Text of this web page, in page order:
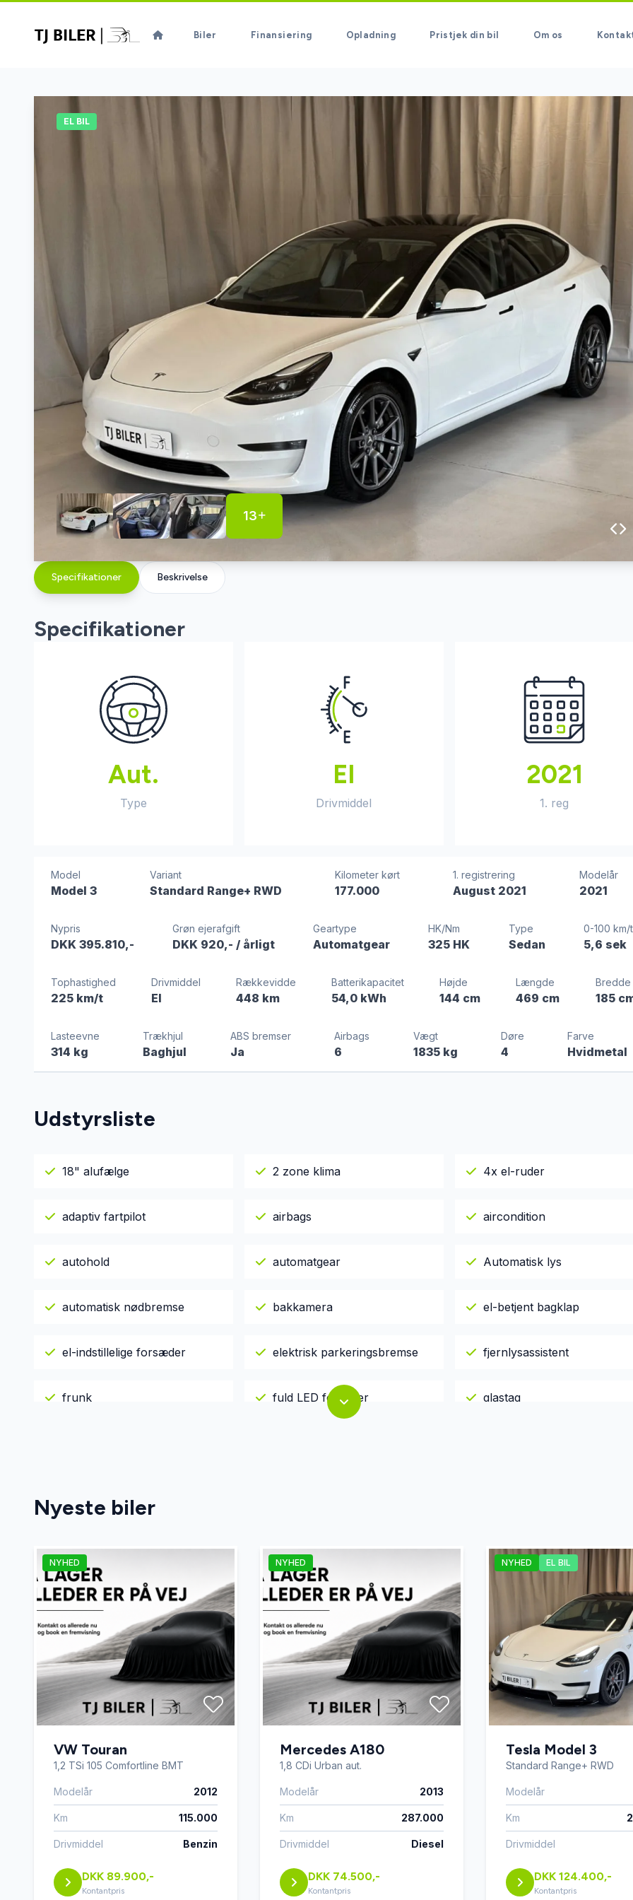
Biler Finansiering Opladning Pristjek din bil Om os
EL BIL
13
Specifikationer Beskrivelse
Specifikationer
Aut.
Type
El
Drivmiddel
2021
1. reg
Model
Model 3
Variant
Standard Range+ RWD
Kilometer kørt
177.000
1. registrering
August 2021
Modelår
2021
Nypris
DKK 395.810,-
Grøn ejerafgift
DKK 920,-/ årligt
Geartype
Automatgear
HK/Nm
325 HK
Type
Sedan
0-100 km/t
5,6 sek
Tophastighed
225 km/t
Drivmiddel
El
Rækkevidde
448 km
Batterikapacitet
54,0 kWh
Højde
144 cm
Længde
469 cm
Bredde
185
Lasteevne
314 kg
Trækhjul
Baghjul
ABS bremser
Ja
Airbags
6
Vægt
1835 kg
Døre
4
Farve
Hvidmetal
Udstyrsliste
18" alufælge 2 zone klima 4x el-ruder
adaptiv fartpilot airbags aircondition
autohold automatgear Automatisk lys
automatisk nødbremse bakkamera el-betjent bagklap
el-indstillelige forsæder elektrisk parkeringsbremse fjernlysassistent
frunk fuld LED forlygter glastag
navigation nøglefri adgang parkeringssensor (bag)
parkeringssensor (for) Regnsensor sædevarme
trådløs mobilopladning varmepumpe vognbaneassistent
Nyeste biler
NYHED
VW Touran
1,2 TSi 105 Comfortline BMT
Modelår 2012
Km 115.000
Drivmiddel Benzin
DKK 89.900,-
Kontantpris
NYHED
Mercedes A180
1,8 CDi Urban aut.
Modelår 2013
Km 287.000
Drivmiddel Diesel
DKK 74.500,-
Kontantpris
NYHED EL BIL
Tesla Model 3
Standard Range+ RWD
Modelår
Km
Drivmiddel
DKK 124.400,-
Kontantpris